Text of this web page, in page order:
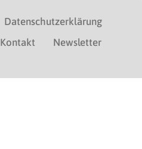
Datenschutzerklärung
Kontakt Newsletter